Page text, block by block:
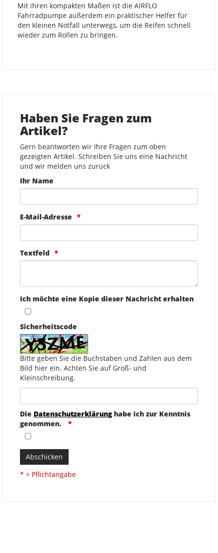
Mit ihren kompakten Maßen ist die AIRFLO
Fahrradpumpe außerdem ein praktischer Helfer für
den kleinen Notfall unterwegs, um die Reifen schnell
wieder zum Rollen zu bringen.
Haben Sie Fragen zum
Artikel?
Gern beantworten wir Ihre Fragen zum oben
gezeigten Artikel. Schreiben Sie uns eine Nachricht
und wir melden uns zurück
Ihr Name
E-Mail-Adresse
Textfeld
Ich möchte eine Kopie dieser Nachricht erhalten
Sicherheitscode
Bitte geben Sie die Buchstaben und Zahlen aus dem
Bild hier ein. Achten Sie auf Groß- und
Kleinschreibung.
Die Datenschutzerklärunghabe ich zur Kenntnis
genommen.
Abschicken
* = Pflichtangabe